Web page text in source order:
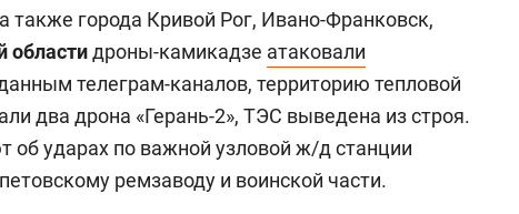
также города Кривой Рог, Ивано-Франковск,
областидроны-камикадзе атаковали
телеграм-каналов, территорию тепловой
два дрона «Герань-2», ТЭС выведена из строя.
ударах по важной узловой ж/д станции
ремзаводу и воинской части.